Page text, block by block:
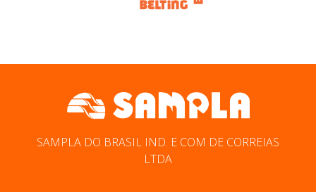
SAMPLA DO BRASIL IND. E COM DE CORREIAS
LTDA